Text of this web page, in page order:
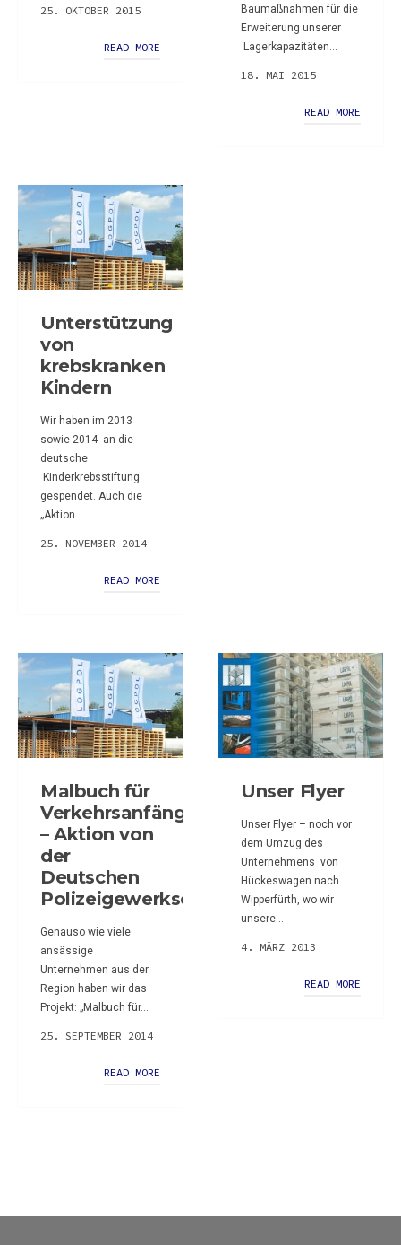
25. OKTOBER 2015
READ MORE
Baumaßnahmen für die
Erweiterung unserer
Lagerkapazitäten...
18. MAI 2015
READ MORE
Unterstützung
von
krebskranken
Kindern
Wir haben im 2013
sowie 2014 an die
deutsche
Kinderkrebsstiftung
gespendet. Auch die
„Aktion...
25. NOVEMBER 2014
READ MORE
Malbuch für
Verkehrsanfänger
– Aktion von
der
Deutschen
Polizeigewerkschaft
Genauso wie viele
ansässige
Unternehmen aus der
Region haben wir das
Projekt: „Malbuch für...
25. SEPTEMBER 2014
READ MORE
Unser Flyer
Unser Flyer – noch vor
dem Umzug des
Unternehmens von
Hückeswagen nach
Wipperfürth, wo wir
unsere...
4. MÄRZ 2013
READ MORE